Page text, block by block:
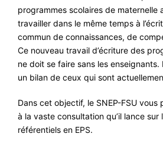
programmes scolaires de maternelle
travailler dans le même temps à
commun de connaissances, de
Ce nouveau travail d’écriture des
ne doit se faire sans les
un bilan de ceux qui sont
Dans cet objectif, le SNEP-FSU
à la vaste consultation qu’il lance
référentiels en EPS.